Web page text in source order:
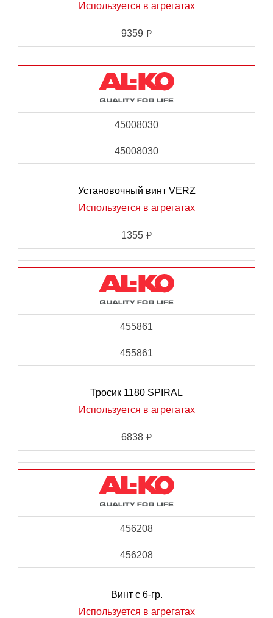
Используется в агрегатах
9359 i
45008030
45008030
Установочный винт VERZ
Используется в агрегатах
1355 i
455861
455861
Тросик 1180 SPIRAL
Используется в агрегатах
6838 i
456208
456208
Винт с 6-гр.
Используется в агрегатах